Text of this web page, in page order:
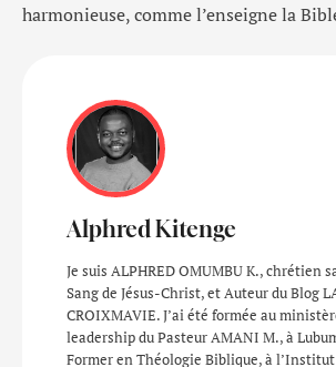
harmonieuse, comme l’enseigne la
Alphred Kitenge
Je suis ALPHRED OMUMBU K., chrétien
Sang de Jésus-Christ, et Auteur du Blog
CROIXMAVIE. J’ai été formée au
leadership du Pasteur AMANI M., à
Former en Théologie Biblique, à